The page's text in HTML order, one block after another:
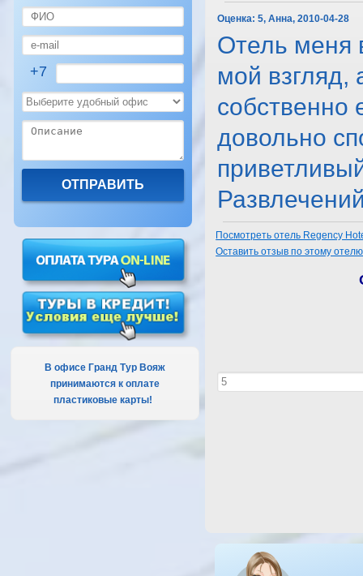
+7
В офисе Гранд Тур Вояж
принимаются к оплате
пластиковые карты!
Оценка:5, Анна, 2010-04-28
Отель меня
мой
собственно
довольно
Посмотреть отель Regency
Оставить отзыв по этому отелю